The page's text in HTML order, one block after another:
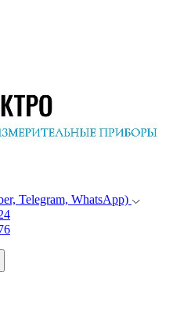
Telegram, WhatsApp)